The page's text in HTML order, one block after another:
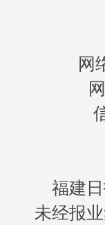
网
福建
未经报